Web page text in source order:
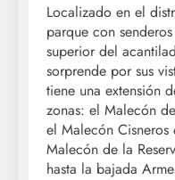
Localizado en el
parque con
superior del
sorprende por sus
tiene una extensión
zonas: el Malecón
el Malecón
Malecón de la
hasta la bajada